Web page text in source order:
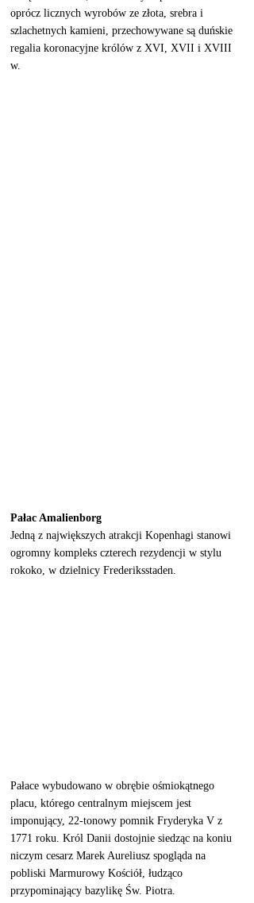
oprócz licznych wyrobów ze złota, srebra i
szlachetnych kamieni, przechowywane są duńskie
regalia koronacyjne królów z XVI, XVII i XVIII
w.
Pałac Amalienborg
Jedną z największych atrakcji Kopenhagi stanowi
ogromny kompleks czterech rezydencji w stylu
rokoko, w dzielnicy Frederiksstaden.
Pałace wybudowano w obrębie ośmiokątnego
placu, którego centralnym miejscem jest
imponujący, 22-tonowy pomnik Fryderyka V z
1771 roku. Król Danii dostojnie siedząc na koniu
niczym cesarz Marek Aureliusz spogląda na
pobliski Marmurowy Kościół, łudząco
przypominający bazylikę Św. Piotra.